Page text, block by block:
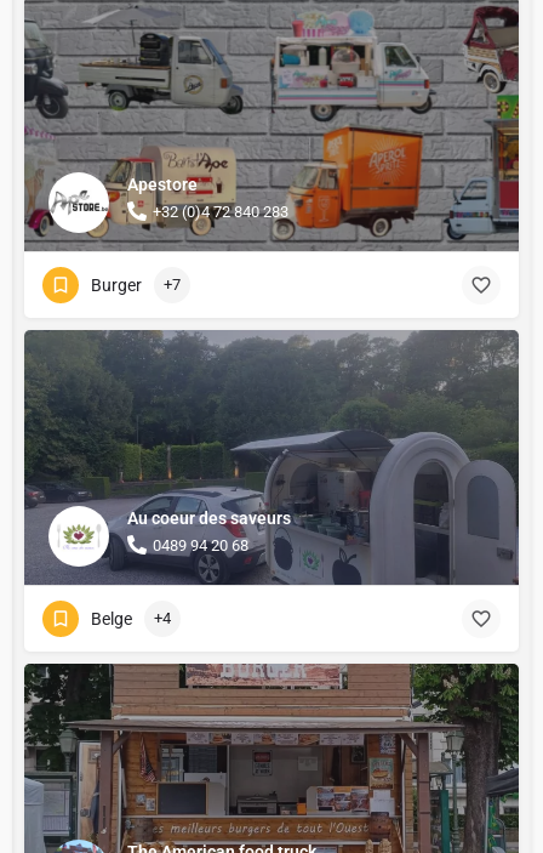
Apestore
+32 (0)4 72 840 283
Burger +7
Au coeur des saveurs
0489 94 20 68
Belge +4